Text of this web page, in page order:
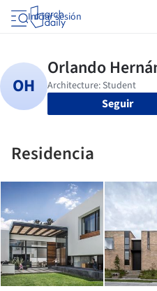
Iniciar sesión
Seguir
Residencia